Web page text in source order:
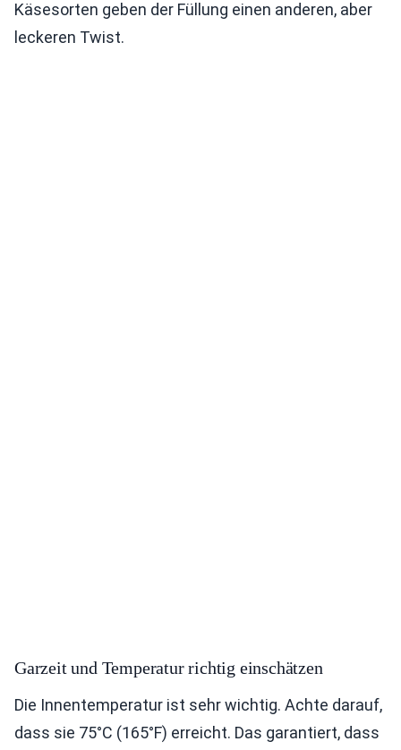
Käsesorten geben der Füllung einen anderen, aber
leckeren Twist.
Garzeit und Temperatur richtig einschätzen
Die Innentemperatur ist sehr wichtig. Achte darauf,
dass sie 75°C (165°F) erreicht. Das garantiert, dass